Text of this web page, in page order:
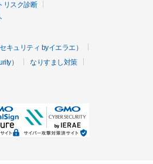
リスク診断
キュリティ byイエラエ）
）
なりすまし対策